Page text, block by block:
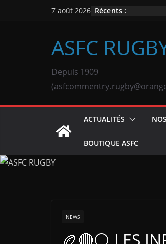
7 août 2026 Récents :
ASFC
Depuis 1909
ACTUALITÉS
BOUTIQUE ASFC
NEWS